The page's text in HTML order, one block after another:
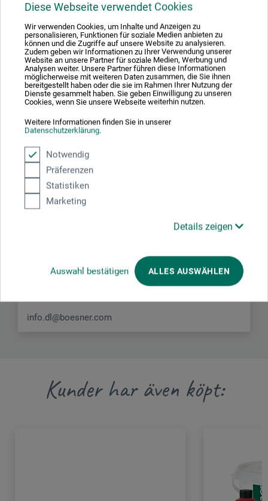
Diese Webseite verwendet Cookies
Wir verwenden Cookies, um Inhalte und Anzeigen zu
personalisieren, Funktionen für soziale Medien anbieten zu
können und die Zugriffe auf unsere Website zu analysieren.
Zudem geben wir Informationen zu Ihrer Verwendung unserer
Website an unsere Partner für soziale Medien, Werbung und
Analysen weiter. Unsere Partner führen diese Informationen
möglicherweise mit weiteren Daten zusammen, die Sie ihnen
bereitgestellt haben oder die sie im Rahmen Ihrer Nutzung der
Dienste gesammelt haben. Sie geben Einwilligung zu unseren
Cookies, wenn Sie unsere Webseite weiterhin nutzen.
Weitere Informationen finden Sie in unserer
Datenschutzerklärung.
Notwendig
Präferenzen
Statistiken
Marketing
Details zeigen
Auswahl bestätigen ALLES AUSWÄHLEN
Beskrivning
Av magnesium, för pennor med normal styrka och
tjocklek upp till Ø 11 mm.
Tillverkarens kontakt
Här hittar du tillverkarens kontaktuppgifter för den här
boesner GmbH distribution + logistics
58454 Witten
info.dl@boesner.com
Kunder har även köpt: